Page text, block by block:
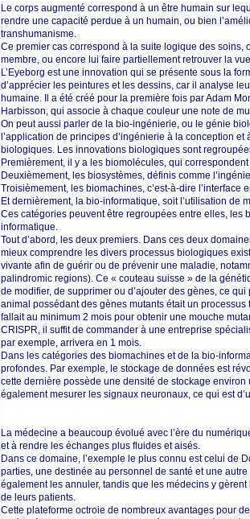
Le corps augmenté correspond à un être humain sur
rendre une capacité perdue à un humain, ou bien
transhumanisme.
Ce premier cas correspond à la suite logique des
membre, ou encore lui faire partiellement retrouver la
L’Eyeborg est une innovation qui se présente sous la
d’apprécier les peintures et les dessins, car il analyse
humaine. Il a été créé pour la première fois par Adam
Harbisson, qui associe à chaque couleur une note de
On peut aussi parler de la bio-ingénierie, ou le génie
l’application de principes d’ingénierie à la conception
biologiques. Les innovations biologiques sont
Premièrement, il y a les biomolécules, qui
Deuxièmement, les biosystèmes, définis comme
Troisièmement, les biomachines, c’est-à-dire l’interface
Et dernièrement, la bio-informatique, soit l’utilisation de
Ces catégories peuvent être regroupées entre elles,
informatique.
Tout d’abord, les deux premiers. Dans ces deux
mieux comprendre les divers processus biologiques
vivante afin de guérir ou de prévenir une maladie,
palindromic regions). Ce « couteau suisse » de la
de modifier, de supprimer ou d’ajouter des gènes, ce
animal possédant des gènes mutants était un
fallait au minimum 2 mois pour obtenir une mouche
CRISPR, il suffit de commander à une entreprise
par exemple, arrivera en 1 mois.
Dans les catégories des biomachines et de la bio-
profondes. Par exemple, le stockage de données est
cette dernière possède une densité de stockage
également mesurer les signaux neuronaux, ce qui est
La médecine a beaucoup évolué avec l’ère du
et à rendre les échanges plus fluides et aisés.
Dans ce domaine, l’exemple le plus connu est celui de
parties, une destinée au personnel de santé et une
également les annuler, tandis que les médecins y
de leurs patients.
Cette plateforme octroie de nombreux avantages pour